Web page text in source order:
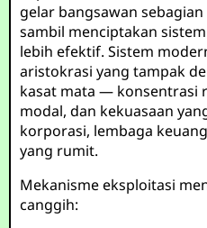
gelar bangsawan
sambil menciptakan
lebih efektif. Sistem
aristokrasi yang tampak
kasat mata — konsentrasi
modal, dan kekuasaan
korporasi, lembaga
yang rumit.
Mekanisme eksploitasi
canggih: